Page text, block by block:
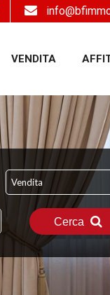
VENDITA
Vendita
Cerca